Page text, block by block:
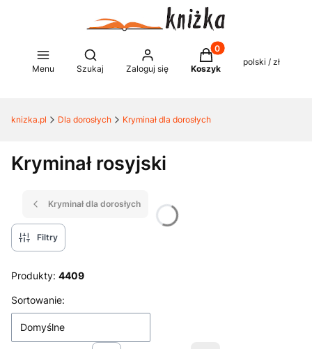
Menu
Otwórz wyszukiwarkę
Szukaj Zaloguj się
Produkty w koszyku:
Koszyk
polski / zł
knizka.pl Dla dorosłych Kryminał dla dorosłych
Kryminał rosyjski
Kryminał dla dorosłych
Filtry
Produkty: 4409
Lista produktów
Sortowanie:
Domyślne